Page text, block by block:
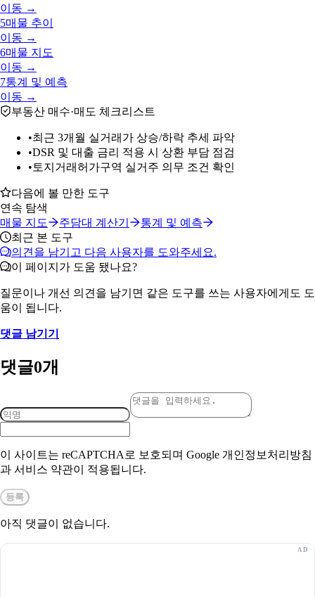
이동 →
5매물 추이
이동 →
6매물 지도
이동 →
7통계 및 예측
이동 →
부동산 매수·매도 체크리스트
•최근 3개월 실거래가 상승/하락 추세 파악
•DSR 및 대출 금리 적용 시 상환 부담 점검
• 토지거래허가구역 실거주 의무 조건 확인
다음에 볼 만한 도구
연속 탐색
매물 지도
주담대 계산기
통계 및 예측
최근 본 도구
의견을 남기고 다음 사용자를 도와주세요.
이 페이지가 도움 됐나요?
질문이나 개선 의견을 남기면 같은 도구를 쓰는 사용자에게도 도
움이 됩니다.
댓글 남기기
댓글0개
이 사이트는 reCAPTCHA로 보호되며 Google 개인정보처리방침
과 서비스 약관이 적용됩니다.
등록
아직 댓글이 없습니다.